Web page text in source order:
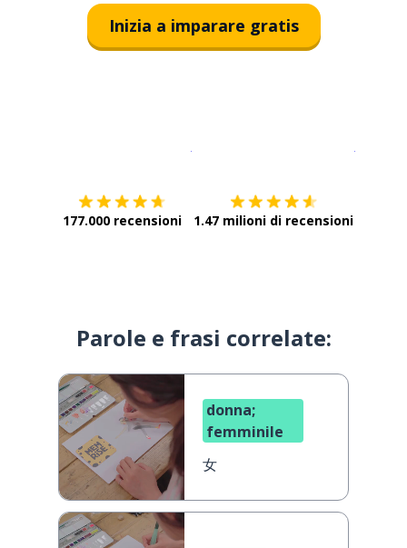
Inizia a imparare gratis
177.000 recensioni 1.47 milioni di recensioni
Parole e frasi correlate:
donna;
femminile
女